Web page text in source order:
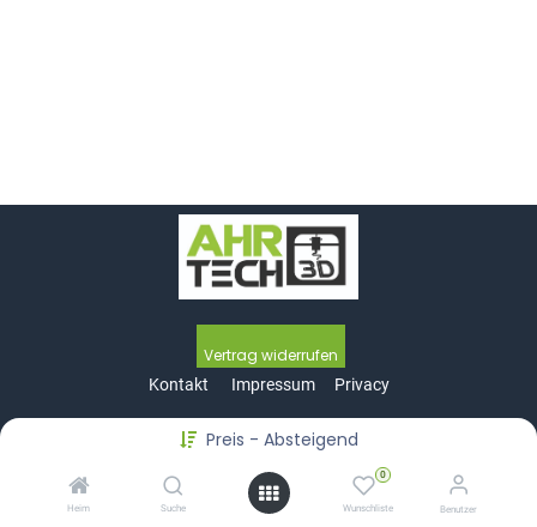
Preis - Absteigend
Heim Suche
0
Wunschliste Benutzer
Vertrag wide​​​​rrufen
Kontakt Impressum Privacy
Copyright © SSN Computer GmbH & Co.KG